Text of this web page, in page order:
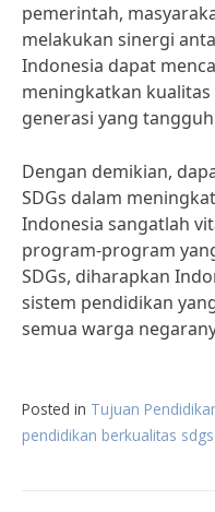
pemerintah,
melakukan sinergi
Indonesia dapat
meningkatkan
generasi yang
Dengan demikian,
SDGs dalam
Indonesia sangatlah
program-program
SDGs, diharapkan
sistem pendidikan
semua warga
Posted in Tujuan
pendidikan berkualitas sdgs